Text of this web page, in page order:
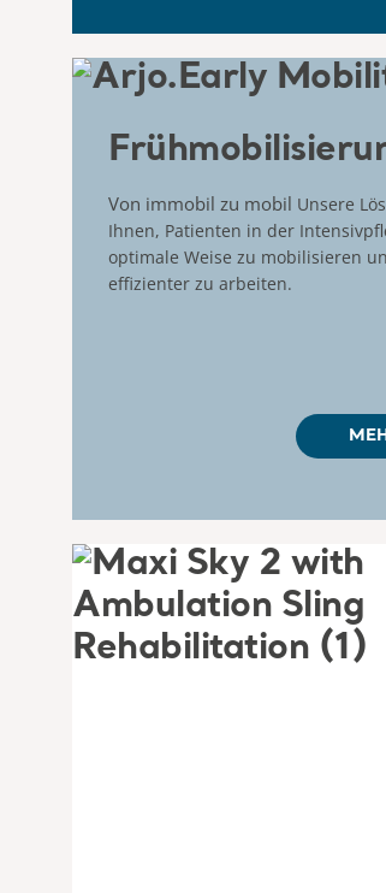
Von immobil zu mobil Unsere
Ihnen, Patienten in der
optimale Weise zu mobilisieren
effizienter zu arbeiten.